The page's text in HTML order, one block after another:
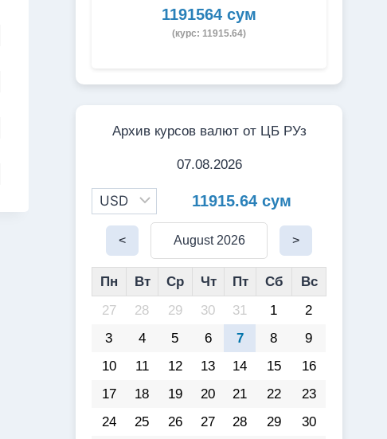
1191564 сум
(курс: 11915.64)
Архив курсов валют от ЦБ РУз
07.08.2026
11915.64 сум
< August 2026 >
Пн Вт Ср Чт Пт Сб
Вс
27
28 29 30 31 1
2
3
4 5 6 7 8
9
10
11 12 13 14 15
16
17
18 19 20 21 22
23
24
25 26 27 28 29 30